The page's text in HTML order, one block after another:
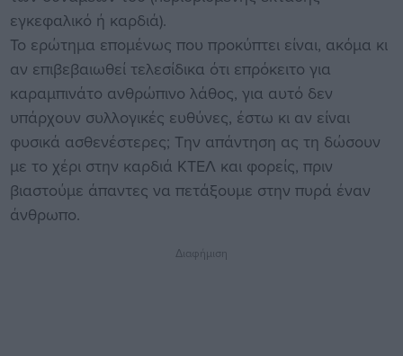
εγκεφαλικό ή καρδιά).
Το ερώτημα επομένως που προκύπτει είναι, ακόμα κι
αν επιβεβαιωθεί τελεσίδικα ότι επρόκειτο για
καραμπινάτο ανθρώπινο λάθος, για αυτό δεν
υπάρχουν συλλογικές ευθύνες, έστω κι αν είναι
φυσικά ασθενέστερες; Την απάντηση ας τη δώσουν
με το χέρι στην καρδιά ΚΤΕΛ και φορείς, πριν
βιαστούμε άπαντες να πετάξουμε στην πυρά έναν
άνθρωπο.
Διαφήμιση